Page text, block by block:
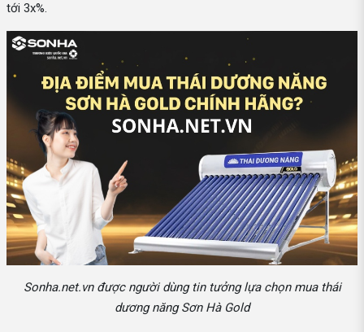
tới 3x%.
Sonha.net.vn được người dùng tin tưởng lựa chọn mua thái
dương năng Sơn Hà Gold